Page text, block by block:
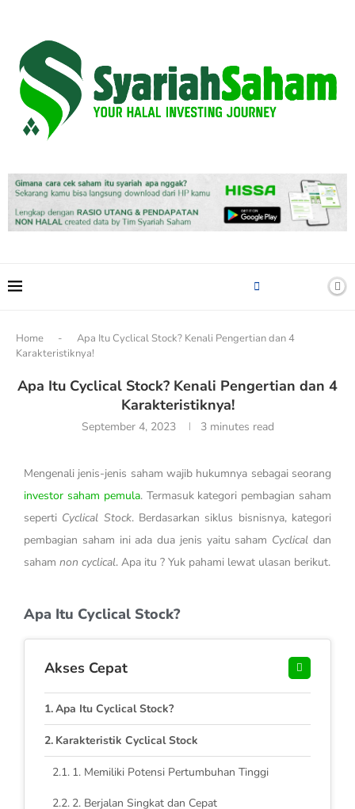
Home -
Apa Itu Cyclical Stock? Kenali Pengertian dan 4
Karakteristiknya!
Apa Itu Cyclical Stock? Kenali Pengertian dan 4
Karakteristiknya!
September 4, 2023 3 minutes read
Mengenali jenis-jenis saham wajib hukumnya sebagai seorang
investor saham pemula. Termasuk kategori pembagian saham
seperti Cyclical Stock. Berdasarkan siklus bisnisnya, kategori
pembagian saham ini ada dua jenis yaitu saham Cyclicaldan
saham non cyclical. Apa itu ? Yuk pahami lewat ulasan berikut.
Apa Itu Cyclical Stock?
Akses Cepat
Apa Itu Cyclical Stock?
Karakteristik Cyclical Stock
1. Memiliki Potensi Pertumbuhan Tinggi
2. Berjalan Singkat dan Cepat